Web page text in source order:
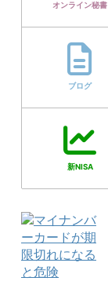
オンライン秘書
ブログ
新NISA